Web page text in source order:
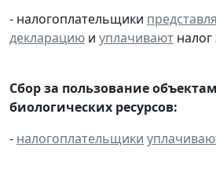
- налогоплательщики
декларацию и уплачивают налог
Сбор за пользование
биологических ресурсов:
- налогоплательщики